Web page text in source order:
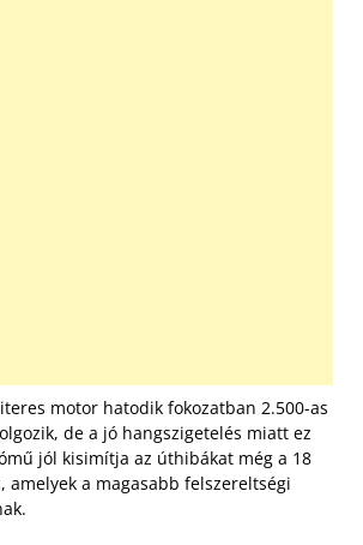
motor hatodik fokozatban 2.500-as
de a jó hangszigetelés miatt ez
jól kisimítja az úthibákat még a 18
amelyek a magasabb felszereltségi